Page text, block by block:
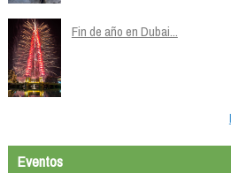
Fin de año en Dubai...
Eventos